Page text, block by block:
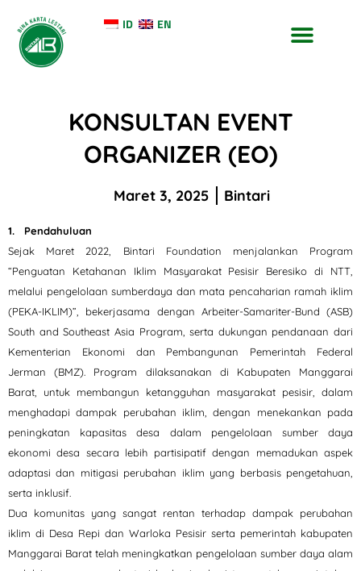
ID EN
KONSULTAN EVENT
ORGANIZER (EO)
Maret 3, 2025 Bintari
1. Pendahuluan
Sejak Maret 2022, Bintari Foundation menjalankan Program
“Penguatan Ketahanan Iklim Masyarakat Pesisir Beresiko di NTT,
melalui pengelolaan sumberdaya dan mata pencaharian ramah iklim
(PEKA-IKLIM)”, bekerjasama dengan Arbeiter-Samariter-Bund (ASB)
South and Southeast Asia Program, serta dukungan pendanaan dari
Kementerian Ekonomi dan Pembangunan Pemerintah Federal
Jerman (BMZ). Program dilaksanakan di Kabupaten Manggarai
Barat, untuk membangun ketangguhan masyarakat pesisir, dalam
menghadapi dampak perubahan iklim, dengan menekankan pada
peningkatan kapasitas desa dalam pengelolaan sumber daya
ekonomi desa secara lebih partisipatif dengan memadukan aspek
adaptasi dan mitigasi perubahan iklim yang berbasis pengetahuan,
serta inklusif.
Dua komunitas yang sangat rentan terhadap dampak perubahan
iklim di Desa Repi dan Warloka Pesisir serta pemerintah kabupaten
Manggarai Barat telah meningkatkan pengelolaan sumber daya alam